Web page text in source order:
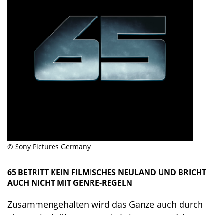
© Sony Pictures Germany
65 BETRITT KEIN FILMISCHES NEULAND UND BRICHT
AUCH NICHT MIT GENRE-REGELN
Zusammengehalten wird das Ganze auch durch